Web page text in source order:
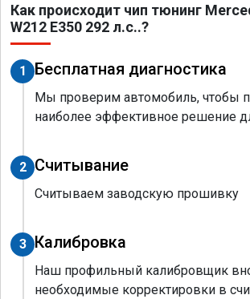
Как происходит чип тюнинг
W212 E350 292 л.с..?
1 Бесплатная диагностика
Мы проверим автомобиль, чтобы
наиболее эффективное решение
2 Считывание
Считываем заводскую прошивку
3 Калибровка
Наш профильный калибровщик
необходимые корректировки в